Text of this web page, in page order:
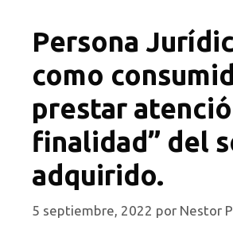
Persona
como
prestar
finalidad” del
adquirido.
5 septiembre, 2022 por Nestor